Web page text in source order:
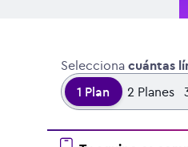
Selecciona cuántas
1 Plan 2 Planes